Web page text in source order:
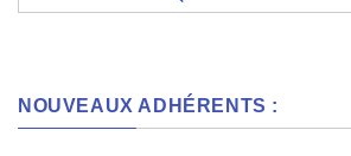
NOUVEAUX ADHÉRENTS :